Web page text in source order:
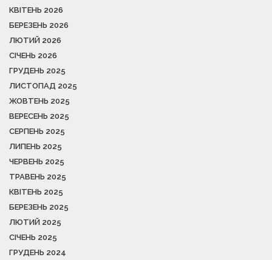
КВІТЕНЬ 2026
БЕРЕЗЕНЬ 2026
ЛЮТИЙ 2026
СІЧЕНЬ 2026
ГРУДЕНЬ 2025
ЛИСТОПАД 2025
ЖОВТЕНЬ 2025
ВЕРЕСЕНЬ 2025
СЕРПЕНЬ 2025
ЛИПЕНЬ 2025
ЧЕРВЕНЬ 2025
ТРАВЕНЬ 2025
КВІТЕНЬ 2025
БЕРЕЗЕНЬ 2025
ЛЮТИЙ 2025
СІЧЕНЬ 2025
ГРУДЕНЬ 2024